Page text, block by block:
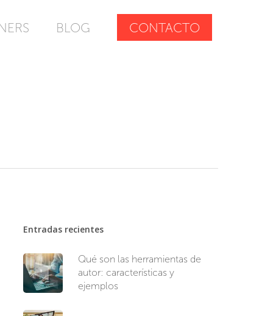
BLOG CONTACTO
Entradas recientes
Qué son las herramientas de
autor: características y
ejemplos